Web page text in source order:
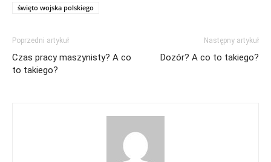
święto wojska polskiego
Poprzedni artykuł
Czas pracy maszynisty? A co
to takiego?
Następny artykuł
Dozór? A co to takiego?